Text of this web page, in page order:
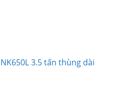
3.5 tấn thùng dài